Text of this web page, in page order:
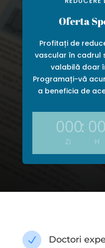
Oferta
Profitați de
vascular în cadrul
valabilă doar
Programați-vă
a beneficia de
000
Zi
: 00
H
N Doctori